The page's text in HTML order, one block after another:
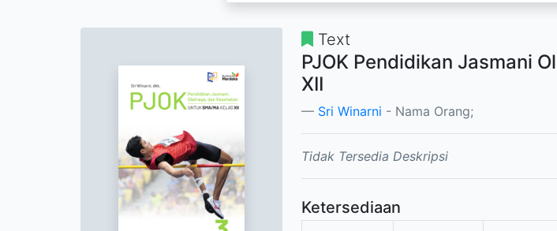
Text
PJOK Pendidikan Jasmani
XII
Sri Winarni - Nama Orang;
Tidak Tersedia Deskripsi
Ketersediaan